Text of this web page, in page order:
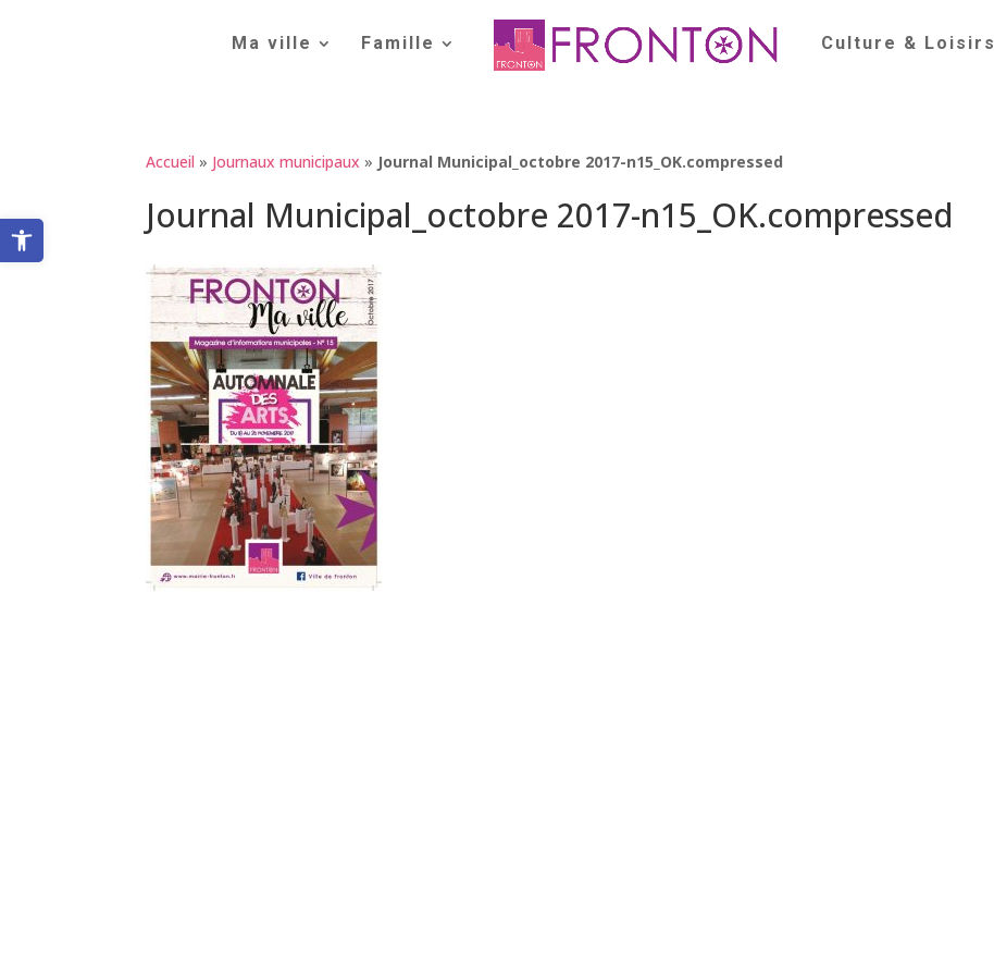
Ouvrir la barre d’outils
Ma ville Famille Culture & Loisirs
Accueil » Journaux municipaux » Journal Municipal_octobre 2017-n15_OK.compressed
Journal Municipal_octobre 2017-n15_OK.compressed